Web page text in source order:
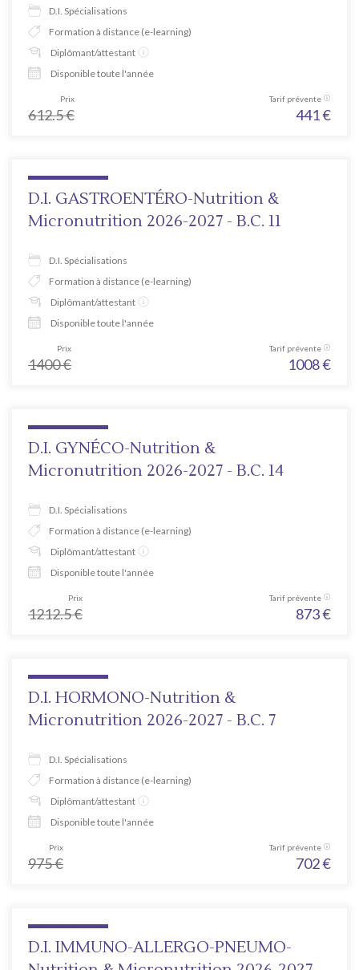
D.I. Spécialisations
Formation à distance (e-learning)
Diplômant/attestant
Disponible toute l'année
Prix
612.5€
Tarif prévente
441€
D.I. GASTROENTÉRO-Nutrition &
Micronutrition 2026-2027 - B.C. 11
D.I. Spécialisations
Formation à distance (e-learning)
Diplômant/attestant
Disponible toute l'année
Prix
1400€
Tarif prévente
1008€
D.I. GYNÉCO-Nutrition &
Micronutrition 2026-2027 - B.C. 14
D.I. Spécialisations
Formation à distance (e-learning)
Diplômant/attestant
Disponible toute l'année
Prix
1212.5€
Tarif prévente
873€
D.I. HORMONO-Nutrition &
Micronutrition 2026-2027 - B.C. 7
D.I. Spécialisations
Formation à distance (e-learning)
Diplômant/attestant
Disponible toute l'année
Prix
975€
Tarif prévente
702€
D.I. IMMUNO-ALLERGO-PNEUMO-